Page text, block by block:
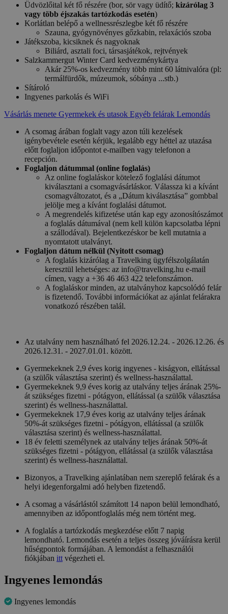
Üdvözlőital két fő részére (bor, sör vagy üdítő; kizárólag 3
vagy több éjszakás tartózkodás esetén)
Korlátlan belépő a wellnessrészlegbe két fő részére
Szauna, gyógynövényes gőzkabin, relaxációs szoba
Játékszoba, kicsiknek és nagyoknak
Biliárd, asztali foci, társasjátékok, rejtvények
Salzkammergut Winter Card kedvezménykártya
Akár 25%-os kedvezmény több mint 60 látnivalóra (pl:
termálfürdők, múzeumok, sóbánya ...stb.)
Sítároló
Ingyenes parkolás és WiFi
Vásárlás menete Gyermekek és utasok Egyéb felárak Lemondás
A csomag árában foglalt vagy azon túli kezelések
igénybevétele esetén kérjük, legalább egy héttel az utazása
előtt foglaljon időpontot e-mailben vagy telefonon a
recepción.
Foglaljon dátummal (online foglalás)
Az online foglaláskor kötelező foglalási dátumot
kiválasztani a csomagvásárláskor. Válassza ki a kívánt
csomagváltozatot, és a „Dátum kiválasztása” gombbal
jelölje meg a kívánt foglalási dátumot.
A megrendelés kifizetése után kap egy azonosítószámot
a foglalás dátumával (nem kell külön kapcsolatba lépni
a szállodával). Bejelentkezéskor be kell mutatnia a
nyomtatott utalványt.
Foglaljon dátum nélkül (Nyitott csomag)
A foglalás kizárólag a Travelking ügyfélszolgálatán
keresztül lehetséges: az info@travelking.hu e-mail
címen, vagy a +36 46 463 422 telefonszámon.
A foglaláskor minden, az utalványhoz kapcsolódó felár
is fizetendő. További információkat az ajánlat felárakra
vonatkozó részében talál.
Az utalvány nem használható fel 2026.12.24. - 2026.12.26. és
2026.12.31. - 2027.01.01. között.
Gyermekeknek 2,9 éves korig ingyenes - kiságyon, ellátással
(a szülők választása szerint) és wellness-használattal.
Gyermekeknek 9,9 éves korig az utalvány teljes árának 25%-
át szükséges fizetni - pótágyon, ellátással (a szülők választása
szerint) és wellness-használattal.
Gyermekeknek 17,9 éves korig az utalvány teljes árának
50%-át szükséges fizetni - pótágyon, ellátással (a szülők
választása szerint) és wellness-használattal.
18 év feletti személynek az utalvány teljes árának 50%-át
szükséges fizetni - pótágyon, ellátással (a szülők választása
szerint) és wellness-használattal.
Bizonyos, a Travelking ajánlatában nem szereplő felárak és a
helyi idegenforgalmi adó helyben fizetendő.
A csomag a vásárlástól számított 14 napon belül lemondható,
amennyiben az időpontfoglalás még nem történt meg.
A foglalás a tartózkodás megkezdése előtt 7 napig
lemondható. Lemondás esetén a teljes összeg jóváírásra kerül
hűségpontok formájában. A lemondást a felhasználói
fiókjában itt végezheti el.
Ingyenes lemondás
Ingyenes lemondás